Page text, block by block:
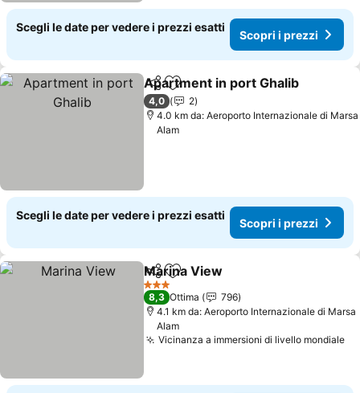
Scegli le date per vedere i prezzi esatti
Scopri i prezzi
CondividiAggiungi ai preferiti
Apartment in port Ghalib
4,0
2
4.0 km da: Aeroporto Internazionale di Marsa
Alam
Scegli le date per vedere i prezzi esatti
Scopri i prezzi
CondividiAggiungi ai preferiti
Marina View
3 Stelle
8,3 Ottima
796
4.1 km da: Aeroporto Internazionale di Marsa
Alam
Vicinanza a immersioni di livello mondiale